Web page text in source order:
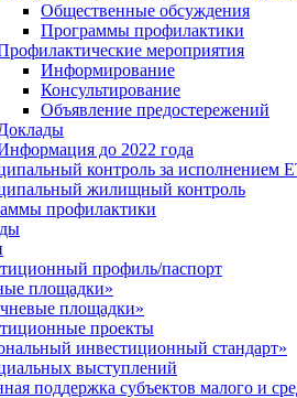
Общественные обсуждения
Программы профилактики
мероприятия
Информирование
Консультирование
Объявление предостережений
до 2022 года
контроль за исполнением
жилищный контроль
профилактики
профиль/паспорт
площадки»
площадки»
проекты
инвестиционный стандарт»
выступлений
поддержка субъектов малого и